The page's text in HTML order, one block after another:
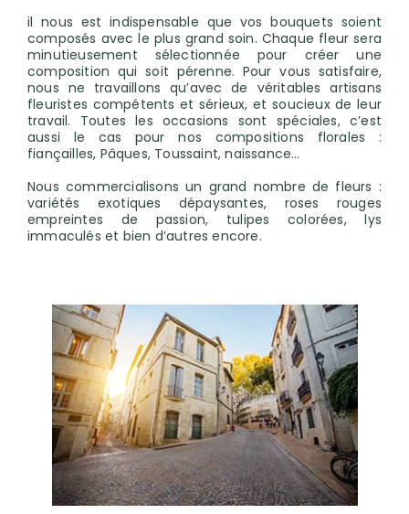
il nous est indispensable que vos bouquets soient
composés avec le plus grand soin. Chaque fleur sera
minutieusement sélectionnée pour créer une
composition qui soit pérenne. Pour vous satisfaire,
nous ne travaillons qu’avec de véritables artisans
fleuristes compétents et sérieux, et soucieux de leur
travail. Toutes les occasions sont spéciales, c’est
aussi le cas pour nos compositions florales :
fiançailles, Pâques, Toussaint, naissance…
Nous commercialisons un grand nombre de fleurs :
variétés exotiques dépaysantes, roses rouges
empreintes de passion, tulipes colorées, lys
immaculés et bien d’autres encore.